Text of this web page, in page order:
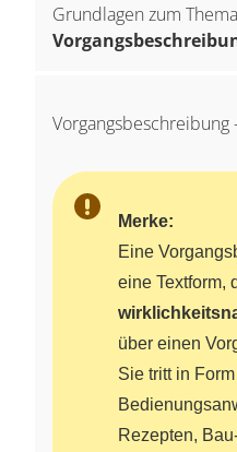
Grundlagen zum Thema
Vorgangsbeschreibung
Merke:
Eine
eine Textform,
über einen
Sie tritt in
Rezepten,